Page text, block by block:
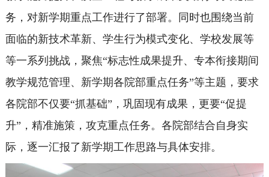
务，对新学期重点工作进行了部署。同时也围绕当前
面临的新技术革新、学生行为模式变化、学校发展等
等一系列挑战，聚焦“标志性成果提升、专本衔接期间
教学规范管理、新学期各院部重点任务”等主题，要求
各院部不仅要“抓基础”，巩固现有成果，更要“促提
升”，精准施策，攻克重点任务。各院部结合自身实
际，逐一汇报了新学期工作思路与具体安排。